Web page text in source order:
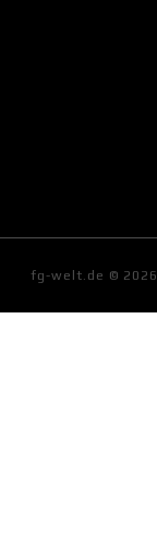
fg-welt.de © 2026